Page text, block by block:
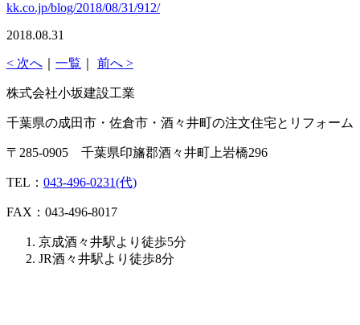
kk.co.jp/blog/2018/08/31/912/
2018.08.31
< 次へ 一覧 前へ >
株式会社小坂建設工業
千葉県の成田市・佐倉市・酒々井町の注文住宅とリフォーム
〒285-0905 千葉県印旛郡酒々井町上岩橋296
TEL： 043-496-0231(代)
FAX：043-496-8017
京成酒々井駅より徒歩5分
JR酒々井駅より徒歩8分